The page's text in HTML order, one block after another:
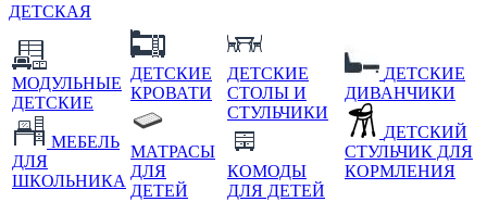
ДЕТСКАЯ
МОДУЛЬНЫЕ
ДЕТСКИЕ
МЕБЕЛЬ
ДЛЯ
ШКОЛЬНИКА
ДЕТСКИЕ
КРОВАТИ
МАТРАСЫ
ДЛЯ
ДЕТЕЙ
ДЕТСКИЕ
СТОЛЫ И
СТУЛЬЧИКИ
КОМОДЫ
ДЛЯ ДЕТЕЙ
ДЕТСКИЕ
ДИВАНЧИКИ
ДЕТСКИЙ
СТУЛЬЧИК ДЛЯ
КОРМЛЕНИЯ